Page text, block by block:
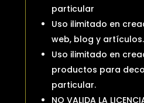
particular
Uso ilimitado en
web, blog y artículos.
Uso ilimitado en
productos para
particular.
NO VALIDA LA